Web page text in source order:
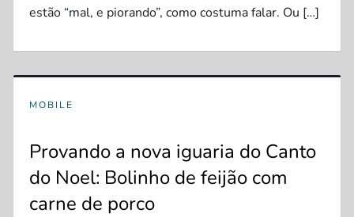
estão “mal, e piorando”, como costuma falar. Ou […]
MOBILE
Provando a nova iguaria do Canto
do Noel: Bolinho de feijão com
carne de porco